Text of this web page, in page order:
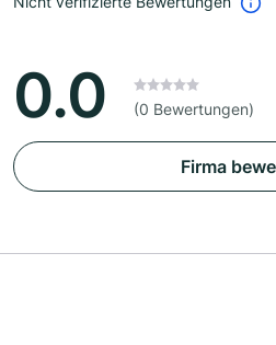
0.0 (0 Bewertungen)
Firma